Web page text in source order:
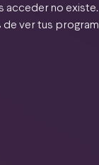
acceder no existe.
de ver tus